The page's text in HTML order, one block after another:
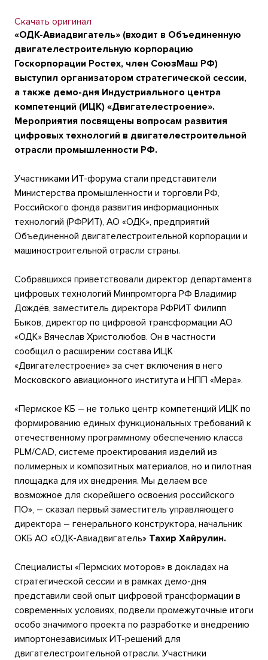
Скачать оригинал
«ОДК-Авиадвигатель» (входит в Объединенную
двигателестроительную корпорацию
Госкорпорации Ростех, член СоюзМаш РФ)
выступил организатором стратегической сессии,
а также демо-дня Индустриального центра
компетенций (ИЦК) «Двигателестроение».
Мероприятия посвящены вопросам развития
цифровых технологий в двигателестроительной
отрасли промышленности РФ.
Участниками ИТ-форума стали представители
Министерства промышленности и торговли РФ,
Российского фонда развития информационных
технологий (РФРИТ), АО «ОДК», предприятий
Объединенной двигателестроительной корпорации и
машиностроительной отрасли страны.
Собравшихся приветствовали директор департамента
цифровых технологий Минпромторга РФ Владимир
Дождёв, заместитель директора РФРИТ Филипп
Быков, директор по цифровой трансформации АО
«ОДК» Вячеслав Христолюбов. Он в частности
сообщил о расширении состава ИЦК
«Двигателестроение» за счет включения в него
Московского авиационного института и НПП «Мера».
«Пермское КБ – не только центр компетенций ИЦК по
формированию единых функциональных требований к
отечественному программному обеспечению класса
PLM/CAD, системе проектирования изделий из
полимерных и композитных материалов, но и пилотная
площадка для их внедрения. Мы делаем все
возможное для скорейшего освоения российского
ПО», – сказал первый заместитель управляющего
директора – генерального конструктора, начальник
ОКБ АО «ОДК-Авиадвигатель» Тахир Хайрулин.
Специалисты «Пермских моторов» в докладах на
стратегической сессии и в рамках демо-дня
представили свой опыт цифровой трансформации в
современных условиях, подвели промежуточные итоги
особо значимого проекта по разработке и внедрению
импортонезависимых ИТ-решений для
двигателестроительной отрасли. Участники